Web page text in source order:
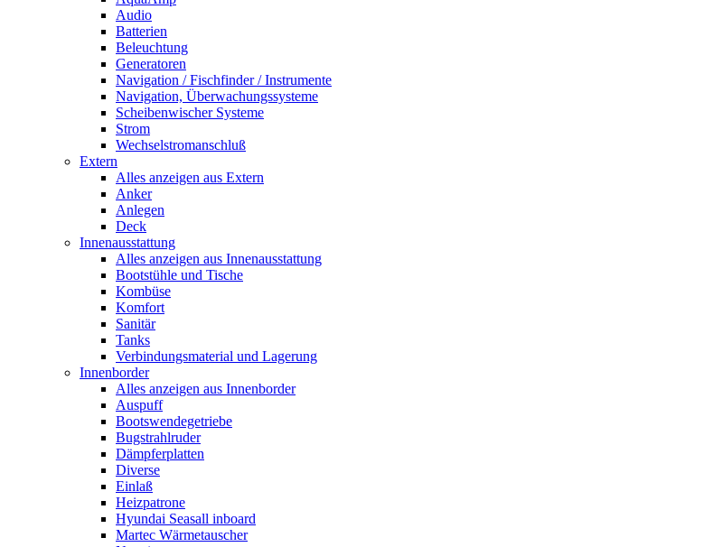
Audio
Batterien
Beleuchtung
Generatoren
Navigation / Fischfinder / Instrumente
Navigation, Überwachungssysteme
Scheibenwischer Systeme
Strom
Wechselstromanschluß
Extern
Alles anzeigen aus Extern
Anker
Anlegen
Deck
Innenausstattung
Alles anzeigen aus Innenausstattung
Bootstühle und Tische
Kombüse
Komfort
Sanitär
Tanks
Verbindungsmaterial und Lagerung
Innenborder
Alles anzeigen aus Innenborder
Auspuff
Bootswendegetriebe
Bugstrahlruder
Dämpferplatten
Diverse
Einlaß
Heizpatrone
Hyundai Seasall inboard
Martec Wärmetauscher